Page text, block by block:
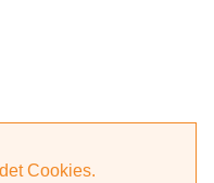
Cookies.